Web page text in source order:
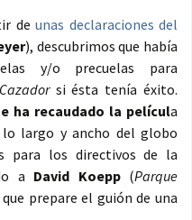
deunas declaraciones del
), descubrimos que había
y/o precuelas para
si ésta tenía éxito.
ha recaudado la película
largo y ancho del globo
para los directivos de la
a David Koepp(Parque
prepare el guión de una